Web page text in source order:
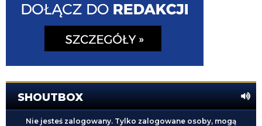
SHOUTBOX
Nie jesteś zalogowany. Tylko zalogowane osoby, mogą